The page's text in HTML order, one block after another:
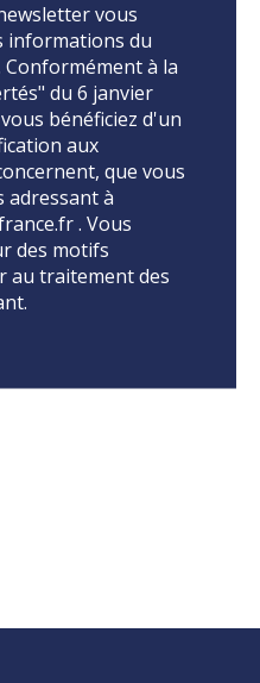
vous
informations du
Conformément à la
du 6 janvier
bénéficiez d'un
aux
que vous
adressant à
. Vous
des motifs
au traitement des